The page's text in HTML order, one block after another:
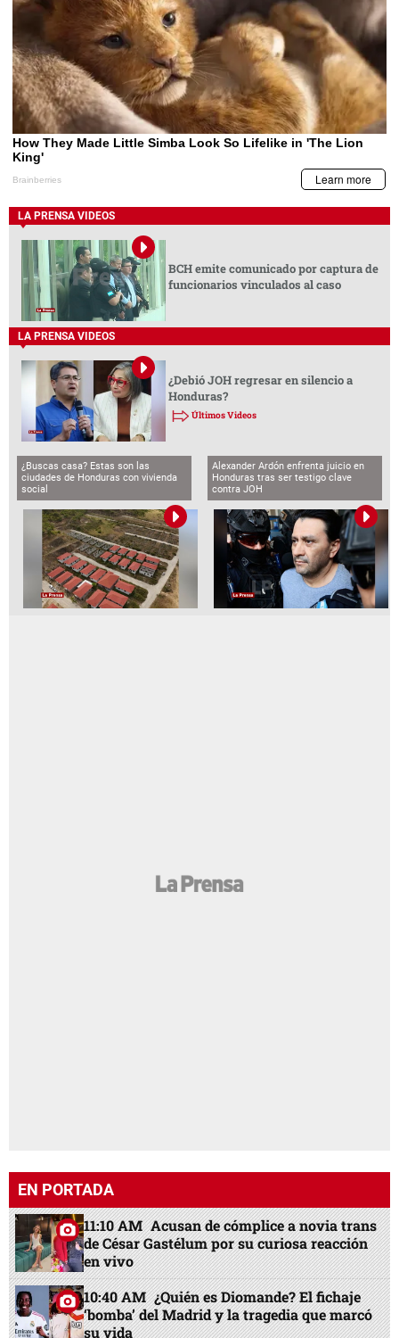
LA PRENSA VIDEOS
BCH emite comunicado por captura de
funcionarios vinculados al caso
LA PRENSA VIDEOS
¿Debió JOH regresar en silencio a
Honduras?
Últimos Videos
¿Buscas casa? Estas son las
ciudades de Honduras con vivienda
social
Alexander Ardón enfrenta juicio en
Honduras tras ser testigo clave
contra JOH
EN PORTADA
11:10 AM Acusan de cómplice a novia trans
de César Gastélum por su curiosa reacción
en vivo
10:40 AM ¿Quién es Diomande? El fichaje
‘bomba’ del Madrid y la tragedia que marcó
su vida